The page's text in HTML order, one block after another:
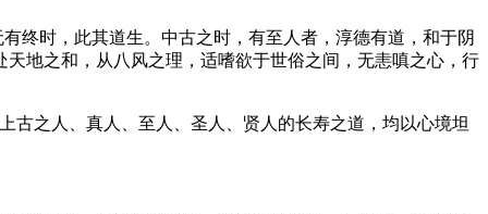
时，此其道生。中古之时，有至人者，淳德有道，和于阴
地之和，从八风之理，适嗜欲于世俗之间，无恚嗔之心，行
之人、真人、至人、圣人、贤人的长寿之道，均以心境坦